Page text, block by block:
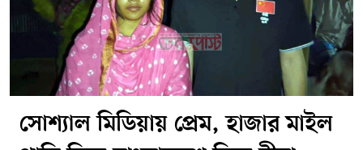
সোশ্যাল মিডিয়ায় প্রেম, হাজার মাইল